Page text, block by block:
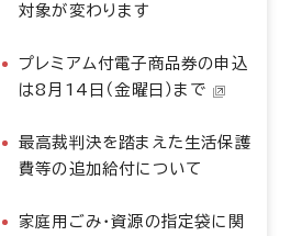
対象が変わります
プレミアム付電子商品券の申込
は8月14日（金曜日）まで
最高裁判決を踏まえた生活保護
費等の追加給付について
家庭用ごみ・資源の指定袋に関